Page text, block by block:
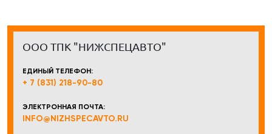
ООО ТПК "НИЖСПЕЦАВТО"
ЕДИНЫЙ ТЕЛЕФОН:
+ 7 (831) 218-90-80
ЭЛЕКТРОННАЯ ПОЧТА:
INFO@NIZHSPECAVTO.RU